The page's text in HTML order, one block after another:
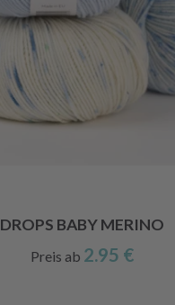
DROPS BABY MERINO
Preis ab 2.95 €